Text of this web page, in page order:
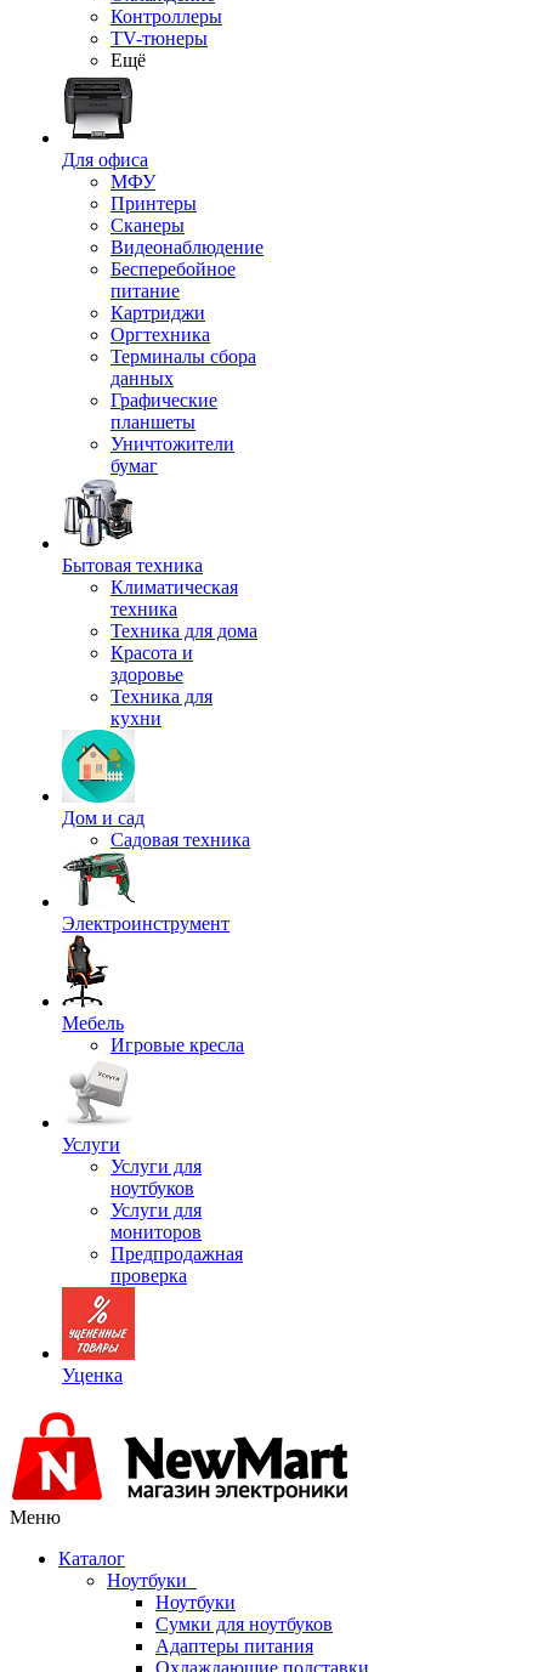
Контроллеры
TV-тюнеры
Ещё
Для офиса
МФУ
Принтеры
Сканеры
Видеонаблюдение
Бесперебойное
питание
Картриджи
Оргтехника
Терминалы сбора
данных
Графические
планшеты
Уничтожители
бумаг
Бытовая техника
Климатическая
техника
Техника для дома
Красота и
здоровье
Техника для
кухни
Дом и сад
Садовая техника
Электроинструмент
Мебель
Игровые кресла
Услуги
Услуги для
ноутбуков
Услуги для
мониторов
Предпродажная
проверка
Уценка
Меню
Каталог
Ноутбуки
Ноутбуки
Сумки для ноутбуков
Адаптеры питания
Охлаждающие подставки